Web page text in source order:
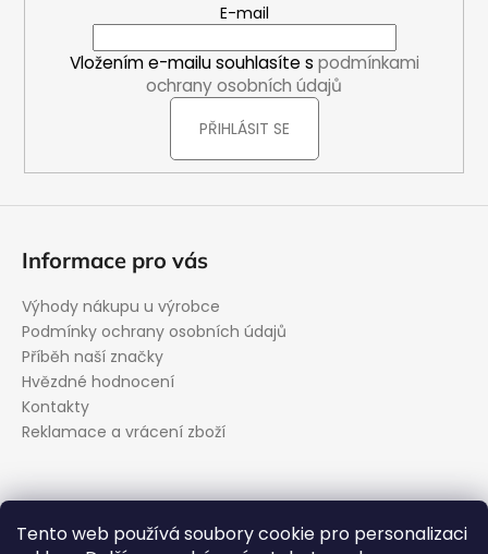
Tento web používá soubory cookie pro personalizaci
E-mail
Vložením e-mailu souhlasíte s podmínkami
ochrany osobních údajů
PŘIHLÁSIT SE
Informace pro vás
Výhody nákupu u výrobce
Podmínky ochrany osobních údajů
Příběh naší značky
Hvězdné hodnocení
Kontakty
Reklamace a vrácení zboží